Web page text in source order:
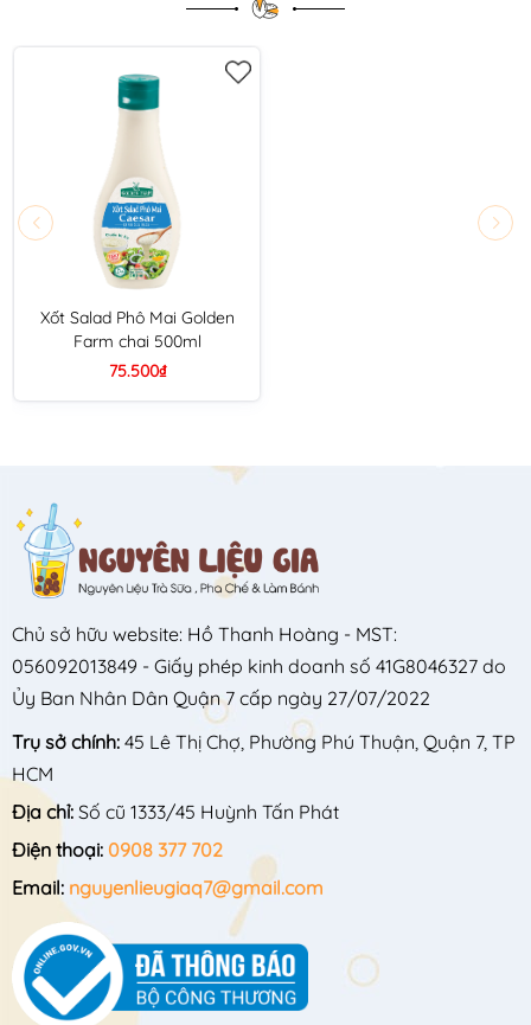
Xốt Salad Phô Mai Golden
Farm chai 500ml
75.500₫
Chủ sở hữu website: Hồ Thanh Hoàng - MST:
056092013849 - Giấy phép kinh doanh số 41G8046327 do
Ủy Ban Nhân Dân Quận 7 cấp ngày 27/07/2022
Trụ sở chính: 45 Lê Thị Chợ, Phường Phú Thuận, Quận 7, TP
HCM
Địa chỉ: Số cũ 1333/45 Huỳnh Tấn Phát
Điện thoại: 0908 377 702
Email: nguyenlieugiaq7@gmail.com